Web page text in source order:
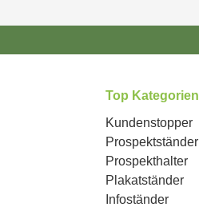
Top Kategorien
Kundenstopper
Prospektständer
Prospekthalter
Plakatständer
Infoständer